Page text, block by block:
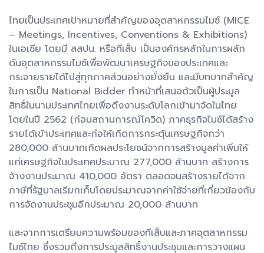
ไทยเป็นประเทศเป้าหมายที่สำคัญของอุตสาหกรรมไมซ์ (MICE
– Meetings, Incentives, Conventions & Exhibitions)
ในเอเชีย โดยมี สสปน. หรือทีเส็บ เป็นองค์กรหลักในการผลัก
ดันอุตสาหกรรมไมซ์เพื่อพัฒนาเศรษฐกิจของประเทศและ
กระจายรายได้ไปสู่ทุกภาคส่วนอย่างยั่งยืน และมีบทบาทสำคัญ
ในการเป็น National Bidder ทำหน้าที่เสนอตัวเป็นผู้ประมูล
สิทธิ์ในนามประเทศไทยเพื่อดึงงานระดับโลกเข้ามาจัดในไทย
โดยในปี 2562 (ก่อนสถานการณ์โควิด) ภาคธุรกิจไมซ์ได้สร้าง
รายได้เข้าประเทศและก่อให้เกิดการกระตุ้นเศรษฐกิจกว่า
280,000 ล้านบาทเกิดผลประโยชน์จากการสร้างมูลค่าเพิ่มให้
แก่เศรษฐกิจในประเทศประมาณ 277,000 ล้านบาท สร้างการ
จ้างงานประมาณ 410,000 อัตรา ตลอดจนสร้างรายได้จาก
ภาษีที่รัฐบาลเรียกเก็บโดยประมาณจากค่าใช้จ่ายที่เกี่ยวข้องกับ
การจัดงานประชุมอีกประมาณ 20,000 ล้านบาท
และจากการเตรียมความพร้อมของทีเส็บและภาคอุตสาหกรรม
ไมซ์ไทย ซึ่งรวมถึงการประมูลสิทธิ์งานประชุมและการวางแผน